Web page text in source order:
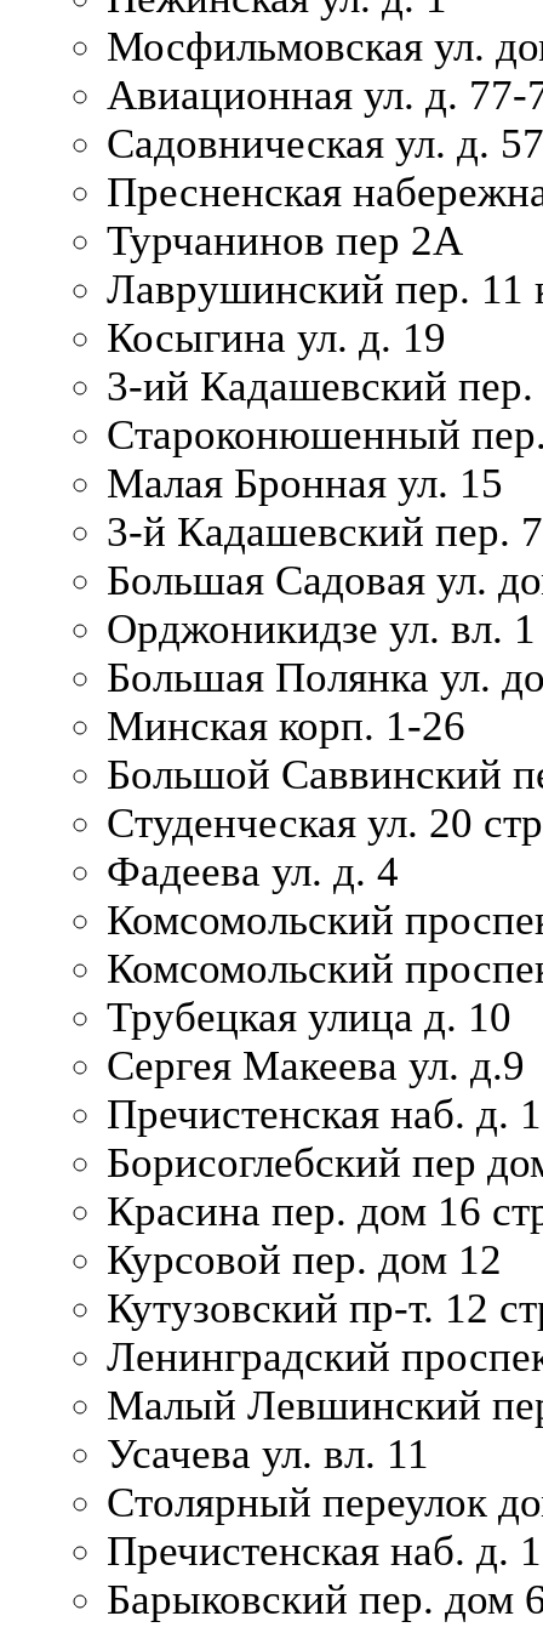
Мосфильмовская ул.
Авиационная ул. д. 77-
Садовническая ул. д.
Пресненская
Турчанинов пер 2А
Лаврушинский пер. 11
Косыгина ул. д. 19
3-ий Кадашевский пер.
Староконюшенный
Малая Бронная ул. 15
3-й Кадашевский пер.
Большая Садовая ул.
Орджоникидзе ул. вл. 1
Большая Полянка ул.
Минская корп. 1-26
Большой Саввинский
Студенческая ул. 20
Фадеева ул. д. 4
Комсомольский
Комсомольский
Трубецкая улица д. 10
Сергея Макеева ул. д.9
Пречистенская наб. д.
Борисоглебский пер
Красина пер. дом 16
Курсовой пер. дом 12
Кутузовский пр-т. 12
Ленинградский
Малый Левшинский
Усачева ул. вл. 11
Столярный переулок
Пречистенская наб. д.
Барыковский пер. дом